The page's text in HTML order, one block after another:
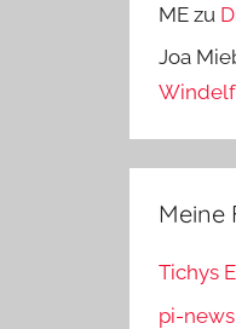
ME zu
Joa
Meine
Tichys
pi-news